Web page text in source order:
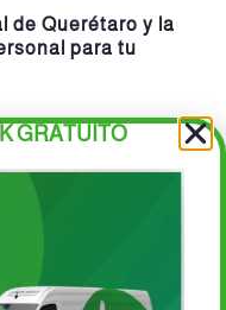
de Querétaro y la
para tu
de crecimiento
estratégica y
GRATUITO